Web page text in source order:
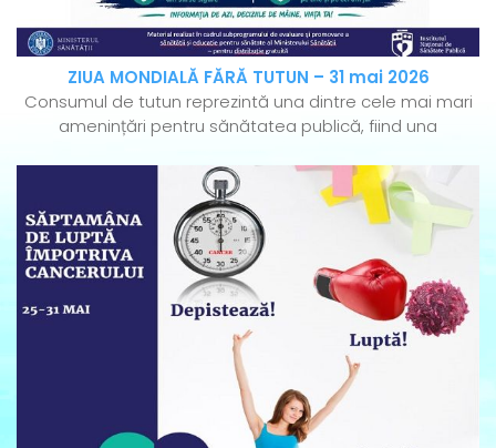
ZIUA MONDIALĂ FĂRĂ TUTUN – 31 mai 2026
Consumul de tutun reprezintă una dintre cele mai mari
amenințări pentru sănătatea publică, fiind una